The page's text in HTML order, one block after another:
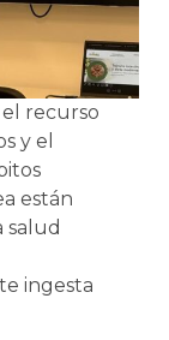
recurso
y el
están
salud
ingesta